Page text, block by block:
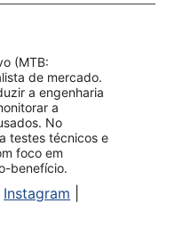
(MTB:
de mercado.
a engenharia
a
No
testes técnicos e
foco em
benefício.
Instagram